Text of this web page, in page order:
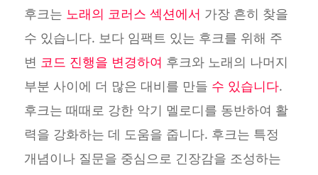
후크는 노래의 코러스 섹션에서 가장 흔히 찾을
수 있습니다. 보다 임팩트 있는 후크를 위해 주
변 코드 진행을 변경하여 후크와 노래의 나머지
부분 사이에 더 많은 대비를 만들 수 있습니다.
후크는 때때로 강한 악기 멜로디를 동반하여 활
력을 강화하는 데 도움을 줍니다. 후크는 특정
개념이나 질문을 중심으로 긴장감을 조성하는